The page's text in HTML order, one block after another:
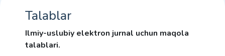
Talablar
Ilmiy-uslubiy elektron jurnal uchun maqola
talablari.